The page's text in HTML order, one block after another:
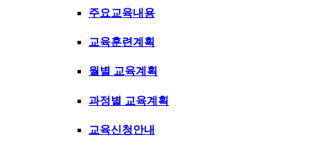
주요교육내용
교육훈련계획
월별 교육계획
과정별 교육계획
교육신청안내